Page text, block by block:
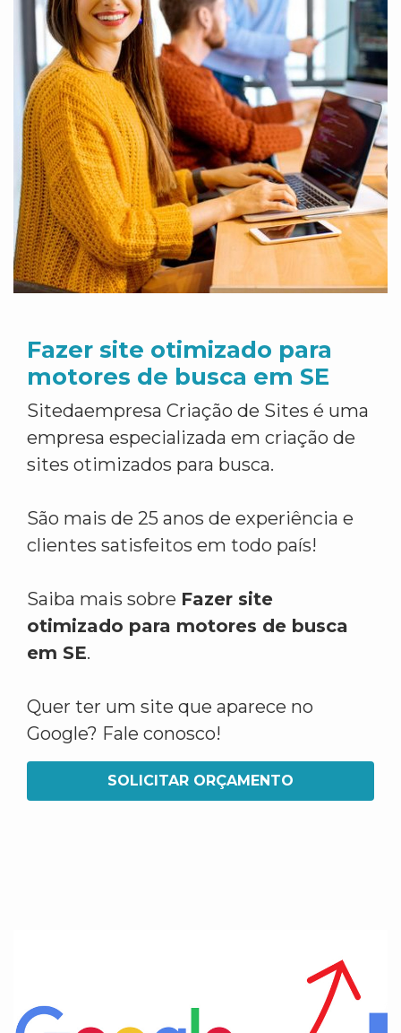
Fazer site otimizado para
motores de busca em SE
Sitedaempresa Criação de Sites é uma
empresa especializada em criação de
sites otimizados para busca.
São mais de 25 anos de experiência e
clientes satisfeitos em todo país!
Saiba mais sobre Fazer site
otimizado para motores de busca
em SE.
Quer ter um site que aparece no
Google? Fale conosco!
SOLICITAR ORÇAMENTO